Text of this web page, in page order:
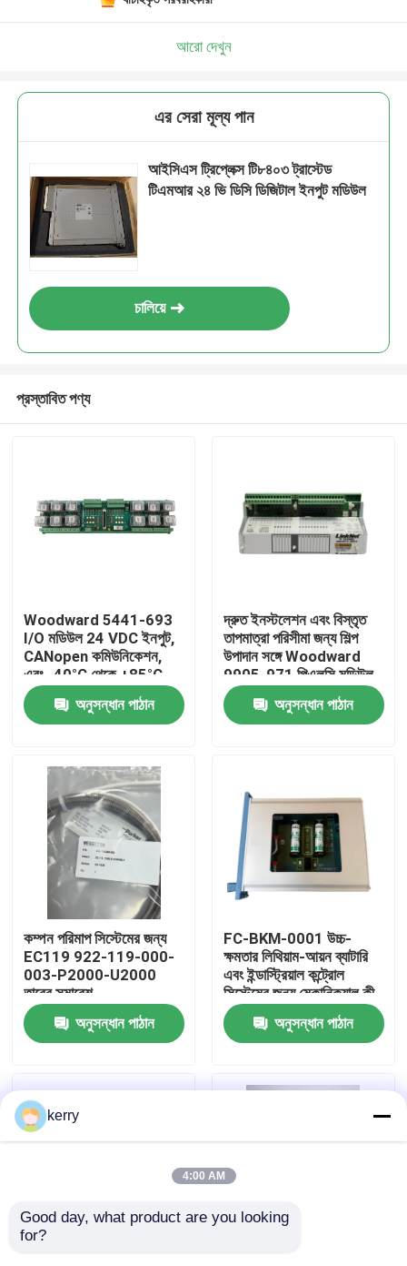
পণ্য
ভিডিও
আমাদের সম্পর্কে
কারখানা ভ্রমণ
মান নিয়ন্ত্রণ
ব্লগ
আরো দেখুন
এর সেরা মূল্য পান
আইসিএস ট্রিপ্লেক্স টি৮৪০৩ ট্রাস্টেড
টিএমআর ২৪ ভি ডিসি ডিজিটাল ইনপুট মডিউল
চালিয়ে
প্রস্তাবিত পণ্য
Woodward 5441-693
I/O মডিউল 24 VDC ইনপুট,
CANopen কমিউনিকেশন,
এবং -40°C থেকে +85°C
অপারেটিং রেঞ্জ সহ
অনুসন্ধান পাঠান
দ্রুত ইনস্টলেশন এবং বিস্তৃত
তাপমাত্রা পরিসীমা জন্য শিল্প
উপাদান সঙ্গে Woodward
9905-971 পিএলসি মডিউল
অনুসন্ধান পাঠান
কম্পন পরিমাপ সিস্টেমের জন্য
EC119 922-119-000-
003-P2000-U2000
তারের সমাবেশ
অনুসন্ধান পাঠান
FC-BKM-0001 উচ্চ-
ক্ষমতার লিথিয়াম-আয়ন ব্যাটারি
এবং ইন্ডাস্ট্রিয়াল কন্ট্রোল
সিস্টেমের জন্য মেকানিক্যাল কী
সুইচ সহ ব্যাটারি এবং কী সুইচ
মডিউল
অনুসন্ধান পাঠান
kerry
4:00 AM
Good day, what product are you looking
for?